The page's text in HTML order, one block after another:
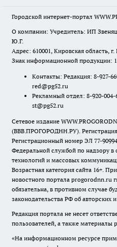
Городской интернет-портал
О компании: Учредитель: ИП
Ю.Г.
Адрес: 610001, Кировская область,
Знак информационной продукции:
Контакты: Редакция: 8-927-
red@pg52.ru
Рекламный отдел: 8-920-
st@pg52.ru
Сетевое издание
(ВВВ.ПРОГОРОДНН.РУ).
Регистрационный номер ЭЛ 77-
Федеральной службой по надзору
технологий и массовых
Возрастная категория сайта 16+.
новостного портала progorodnn.ru
обязательна, в противном случае
законодательства РФ об авторских
Редакция портала не несет
пользователей, а также материалы
«На информационном ресурсе